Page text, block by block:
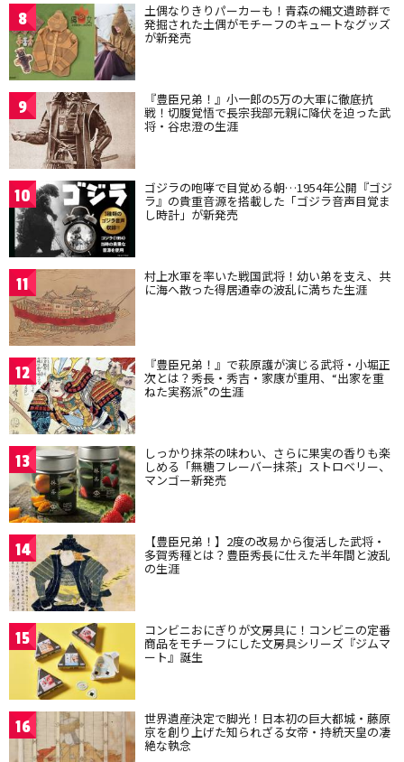
8 土偶なりきりパーカーも！青森の縄文遺跡群で
発掘された土偶がモチーフのキュートなグッズ
が新発売
9 『豊臣兄弟！』小一郎の5万の大軍に徹底抗
戦！切腹覚悟で長宗我部元親に降伏を迫った武
将・谷忠澄の生涯
10 ゴジラの咆哮で目覚める朝…1954年公開『ゴジ
ラ』の貴重音源を搭載した「ゴジラ音声目覚ま
し時計」が新発売
11 村上水軍を率いた戦国武将！幼い弟を支え、共
に海へ散った得居通幸の波乱に満ちた生涯
12 『豊臣兄弟！』で萩原護が演じる武将・小堀正
次とは？秀長・秀吉・家康が重用、“出家を重
ねた実務派”の生涯
13 しっかり抹茶の味わい、さらに果実の香りも楽
しめる「無糖フレーバー抹茶」ストロベリー、
マンゴー新発売
14 【豊臣兄弟！】2度の改易から復活した武将・
多賀秀種とは？豊臣秀長に仕えた半年間と波乱
の生涯
15 コンビニおにぎりが文房具に！コンビニの定番
商品をモチーフにした文房具シリーズ『ジムマ
ート』誕生
16 世界遺産決定で脚光！日本初の巨大都城・藤原
京を創り上げた知られざる女帝・持統天皇の凄
絶な執念